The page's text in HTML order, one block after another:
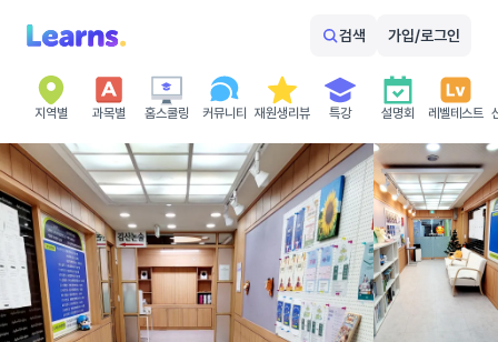
검색 가입/로그인
지역별 과목별 홈스쿨링 커뮤니티 재원생리뷰 특강 설명회 레벨테스트